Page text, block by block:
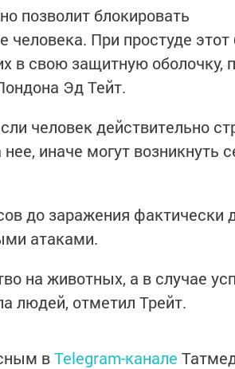
позволит блокировать
человека. При простуде этот
в свою защитную оболочку,
Эд Тейт.
человек действительно
иначе могут возникнуть
до заражения фактически
атаками.
на животных, а в случае
людей, отметил Трейт.
вTelegram-канале